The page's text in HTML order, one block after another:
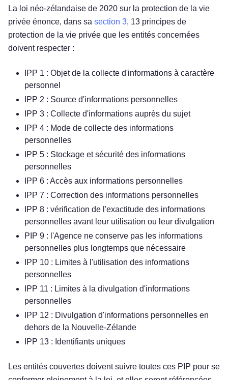
La loi néo-zélandaise de 2020 sur la protection de la vie
privée énonce, dans sa section 3, 13 principes de
protection de la vie privée que les entités concernées
doivent respecter :
IPP 1 : Objet de la collecte d'informations à caractère
personnel
IPP 2 : Source d'informations personnelles
IPP 3 : Collecte d'informations auprès du sujet
IPP 4 : Mode de collecte des informations
personnelles
IPP 5 : Stockage et sécurité des informations
personnelles
IPP 6 : Accès aux informations personnelles
IPP 7 : Correction des informations personnelles
IPP 8 : vérification de l'exactitude des informations
personnelles avant leur utilisation ou leur divulgation
PIP 9 : l'Agence ne conserve pas les informations
personnelles plus longtemps que nécessaire
IPP 10 : Limites à l'utilisation des informations
personnelles
IPP 11 : Limites à la divulgation d'informations
personnelles
IPP 12 : Divulgation d'informations personnelles en
dehors de la Nouvelle-Zélande
IPP 13 : Identifiants uniques
Les entités couvertes doivent suivre toutes ces PIP pour se